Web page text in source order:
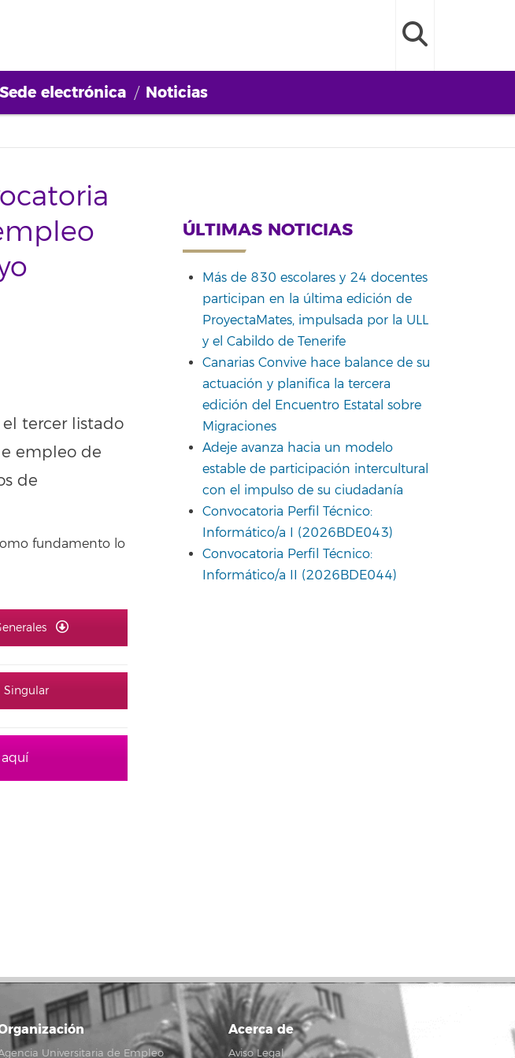
Sede electrónica Noticias
tercer listado
empleo de
de
fundamento lo
Singular
ÚLTIMAS NOTICIAS
Más de 830 escolares y 24 docentes
participan en la última edición de
ProyectaMates, impulsada por la ULL
y el Cabildo de Tenerife
Canarias Convive hace balance de su
actuación y planifica la tercera
edición del Encuentro Estatal sobre
Migraciones
Adeje avanza hacia un modelo
estable de participación intercultural
con el impulso de su ciudadanía
Convocatoria Perfil Técnico:
Informático/a I (2026BDE043)
Convocatoria Perfil Técnico:
Informático/a II (2026BDE044)
Universitaria de Empleo
Acerca de
Aviso Legal